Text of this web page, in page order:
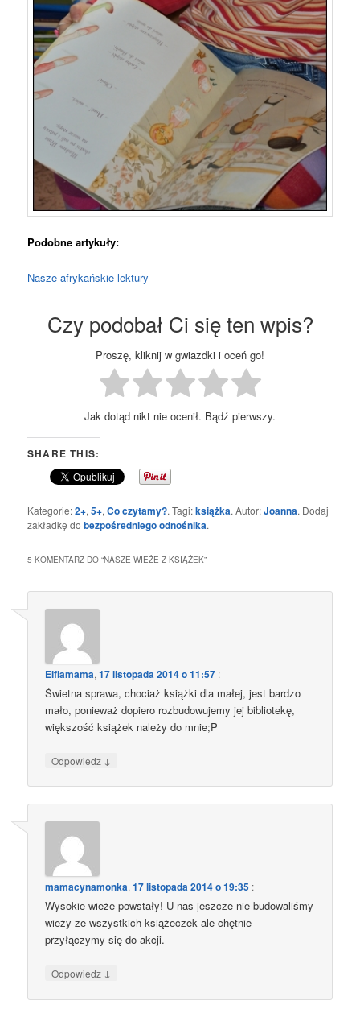
Podobne artykuły:
Nasze afrykańskie lektury
Czy podobał Ci się ten wpis?
Proszę, kliknij w gwiazdki i oceń go!
Jak dotąd nikt nie ocenił. Bądź pierwszy.
SHARE THIS:
Kategorie:2+,5+,Co czytamy?. Tagi:książka. Autor:Joanna. Dodaj
zakładkę dobezpośredniego odnośnika.
5 KOMENTARZ DO “NASZE WIEŻE Z KSIĄŻEK”
Elfiamama,17 listopada 2014 o 11:57 :
Świetna sprawa, chociaż książki dla małej, jest bardzo
mało, ponieważ dopiero rozbudowujemy jej bibliotekę,
większość książek należy do mnie;P
Odpowiedz ↓
mamacynamonka,17 listopada 2014 o 19:35 :
Wysokie wieże powstały! U nas jeszcze nie budowaliśmy
wieży ze wszystkich książeczek ale chętnie
przyłączymy się do akcji.
Odpowiedz ↓